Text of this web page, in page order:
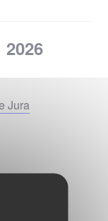
Jura